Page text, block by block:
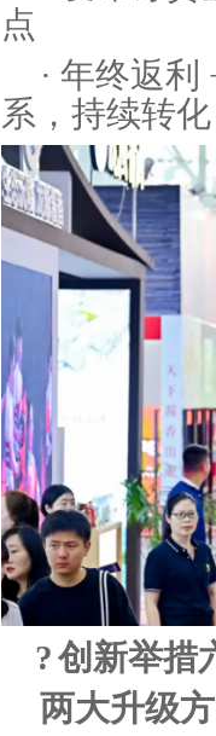
点
· 年终返
系，持续转化
?创新举措
两大升级